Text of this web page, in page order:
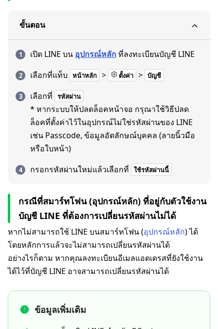
ขั้นตอน
เปิด LINE บน อุปกรณ์หลัก ที่ลงทะเบียนบัญชี LINE
เลือกที่แท็บ
หน้าหลัก > ตั้งค่า > บัญชี
เลือกที่ รหัสผ่าน
* หากระบบให้ปลดล็อคหน้าจอ กรุณาใช้วิธีปลด
ล็อคที่ตั้งค่าไว้ในอุปกรณ์ไม่ใช่รหัสผ่านของ LINE
เช่น Passcode, ข้อมูลอัตลักษณ์บุคคล (ลายนิ้วมือ
หรือใบหน้า)
กรอกรหัสผ่านใหม่แล้วเลือกที่
ใช้รหัสผ่านนี้
กรณีที่สมาร์ทโฟน (อุปกรณ์หลัก) ที่อยู่กับตัวใช้งาน
บัญชี LINE ที่ต้องการเปลี่ยนรหัสผ่านไม่ได้
หากไม่สามารถใช้ LINE บนสมาร์ทโฟน (อุปกรณ์หลัก) ได้
โดยหลักการแล้วจะไม่สามารถเปลี่ยนรหัสผ่านได้
อย่างไรก็ตาม หากคุณลงทะเบียนอีเมลแอดเดรสที่ยังใช้งาน
ได้ไว้ที่บัญชี LINE อาจสามารถเปลี่ยนรหัสผ่านได้
ข้อมูลเพิ่มเติม